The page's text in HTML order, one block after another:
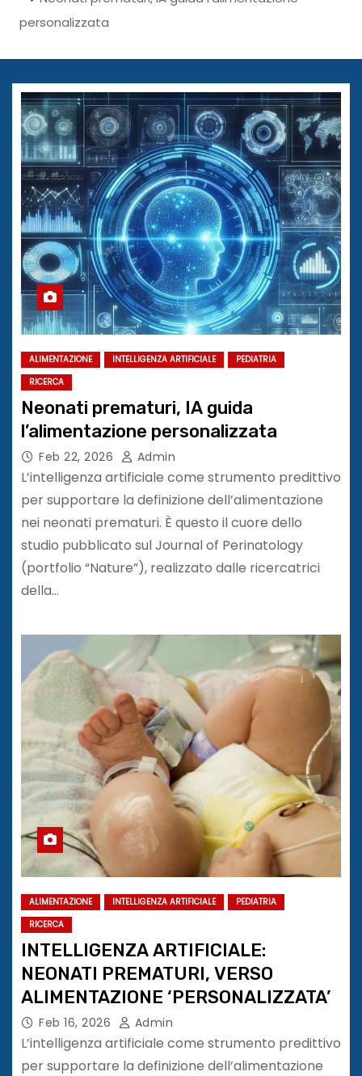
personalizzata
ALIMENTAZIONE INTELLIGENZA ARTIFICIALE
PEDIATRIA
RICERCA
Neonati prematuri, IA guida
l’alimentazione personalizzata
Feb 22, 2026 Admin
L’intelligenza artificiale come strumento predittivo
per supportare la definizione dell’alimentazione
nei neonati prematuri. È questo il cuore dello
studio pubblicato sul Journal of Perinatology
(portfolio “Nature”), realizzato dalle ricercatrici
della…
ALIMENTAZIONE INTELLIGENZA ARTIFICIALE
PEDIATRIA
RICERCA
INTELLIGENZA ARTIFICIALE:
NEONATI PREMATURI, VERSO
ALIMENTAZIONE ‘PERSONALIZZATA’
Feb 16, 2026 Admin
L’intelligenza artificiale come strumento predittivo
per supportare la definizione dell’alimentazione